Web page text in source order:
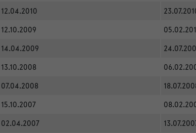
12.04.2010
12.10.2009
14.04.2009
13.10.2008
07.04.2008
15.10.2007
02.04.2007